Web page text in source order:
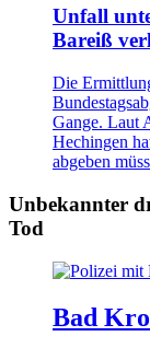
Unfall
Bareiß
Die
Gange. Laut
Hechingen
abgeben
Unbekannter
Tod
Bad